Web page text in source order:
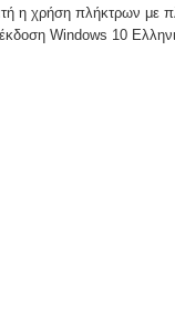
η χρήση πλήκτρων
Windows 10